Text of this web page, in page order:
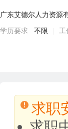
广东艾德尔人力资源
学历要求 不限 工
求职